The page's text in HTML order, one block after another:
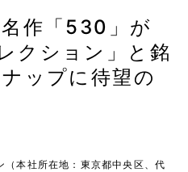
作「530」が
クション」と銘
ップに待望の
本社所在地：東京都中央区、代